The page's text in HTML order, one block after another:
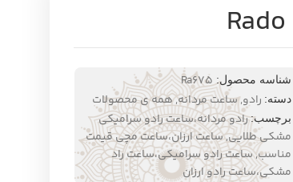
شناسه محصول: Ra675
دسته: رادو,ساعت مردانه,همه ی محصولات
برچسب:رادو مردانه،ساعت رادو سرامیکی
مشکی طلایی,ساعت ارزان،ساعت مچی قیمت
مناسب,ساعت رادو سرامیکی،ساعت راد
مشکی،ساعت رادو ارزان